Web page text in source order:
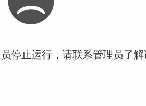
停止运行，请联系管理员了